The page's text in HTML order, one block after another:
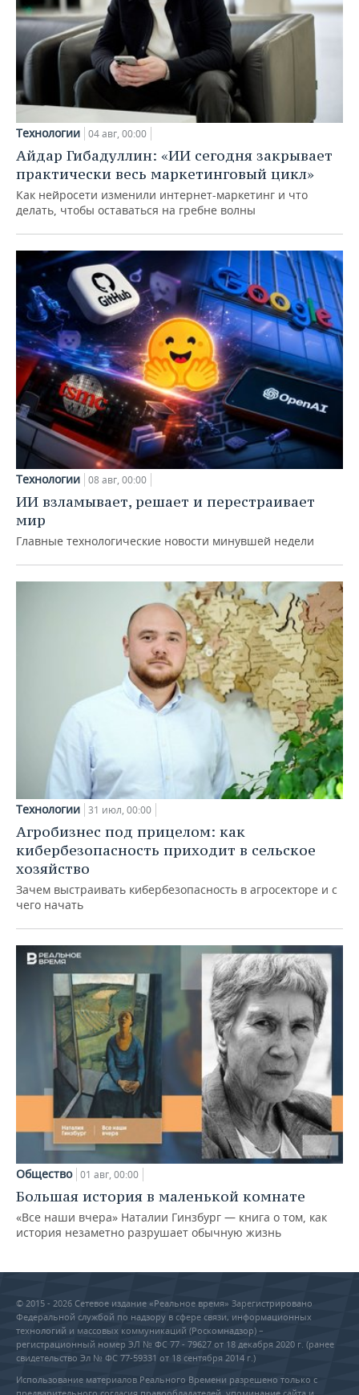
Технологии 04 авг, 00:00
Айдар Гибадуллин: «ИИ сегодня закрывает
практически весь маркетинговый цикл»
Как нейросети изменили интернет-маркетинг и что
делать, чтобы оставаться на гребне волны
Технологии 08 авг, 00:00
ИИ взламывает, решает и перестраивает
мир
Главные технологические новости минувшей недели
Технологии 31 июл, 00:00
Агробизнес под прицелом: как
кибербезопасность приходит в сельское
хозяйство
Зачем выстраивать кибербезопасность в агросекторе и с
чего начать
Общество 01 авг, 00:00
Большая история в маленькой комнате
«Все наши вчера» Наталии Гинзбург — книга о том, как
история незаметно разрушает обычную жизнь
© 2015 - 2026 Сетевое издание «Реальное время» Зарегистрировано
Федеральной службой по надзору в сфере связи, информационных
технологий и массовых коммуникаций (Роскомнадзор) –
регистрационный номер ЭЛ № ФС 77 - 79627 от 18 декабря 2020 г. (ранее
свидетельство Эл № ФС 77-59331 от 18 сентября 2014 г.)
Использование материалов Реального Времени разрешено только с